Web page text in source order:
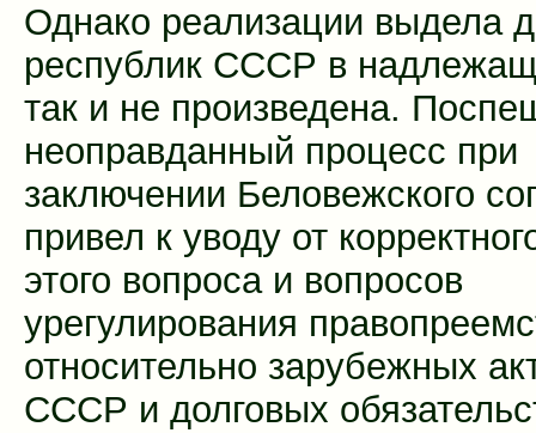
Однако реализации выдела
республик СССР в
так и не произведена.
неоправданный процесс при
заключении Беловежского
привел к уводу от
этого вопроса и вопросов
урегулирования
относительно зарубежных
СССР и долговых